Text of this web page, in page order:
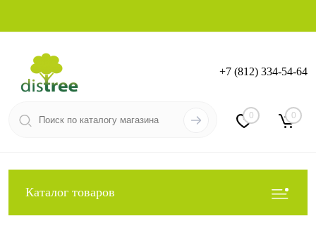
Вход Регистрация
+7 (812) 334-54-64
0 0
Каталог товаров